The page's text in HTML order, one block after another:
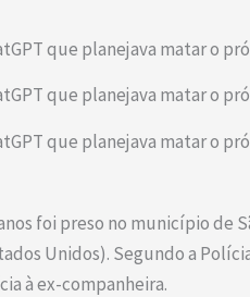
que planejava matar o
que planejava matar o
que planejava matar o
anos foi preso no município
Unidos). Segundo a
à ex-companheira.